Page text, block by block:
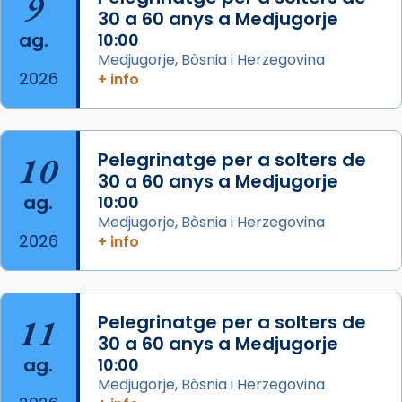
comitè organitzador de la visita apostòlica
del Sant Pare Lleó XIV a Barcelona, i als
col·laboradors, a la Catedral de Barcelona.
Mons. David Abadías.
📸 Dr. G. Simón
Photo
2 weeks ago
Memòria de les santes Juliana i
Semproniana, verges i màrtirs.
ag.
2026
30 a 60 anys a Medjugorje
10:00
Medjugorje, Bòsnia i Herzegovina
+ info
10
ag.
2026
Pelegrinatge per a solters de
30 a 60 anys a Medjugorje
10:00
Medjugorje, Bòsnia i Herzegovina
+ info
11
ag.
Pelegrinatge per a solters de
30 a 60 anys a Medjugorje
10:00
Medjugorje, Bòsnia i Herzegovina